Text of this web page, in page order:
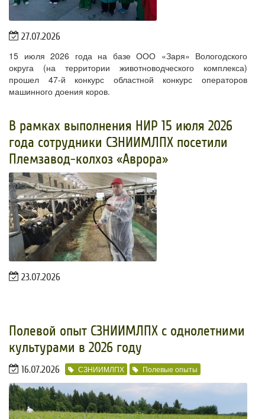
27.07.2026
15 июля 2026 года на базе ООО «Заря» Вологодского
округа (на территории животноводческого комплекса)
прошел 47-й конкурс областной конкурс операторов
машинного доения коров.
В рамках выполнения НИР 15 июля 2026
года сотрудники СЗНИИМЛПХ посетили
Племзавод-колхоз «Аврора»
23.07.2026
Полевой опыт СЗНИИМЛПХ с однолетними
культурами в 2026 году
16.07.2026 СЗНИИМЛПХ Полевые опыты